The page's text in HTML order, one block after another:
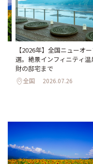
【2026年】全国ニューオ
選。絶景インフィニティ
財の邸宅まで
全国 2026.07.26